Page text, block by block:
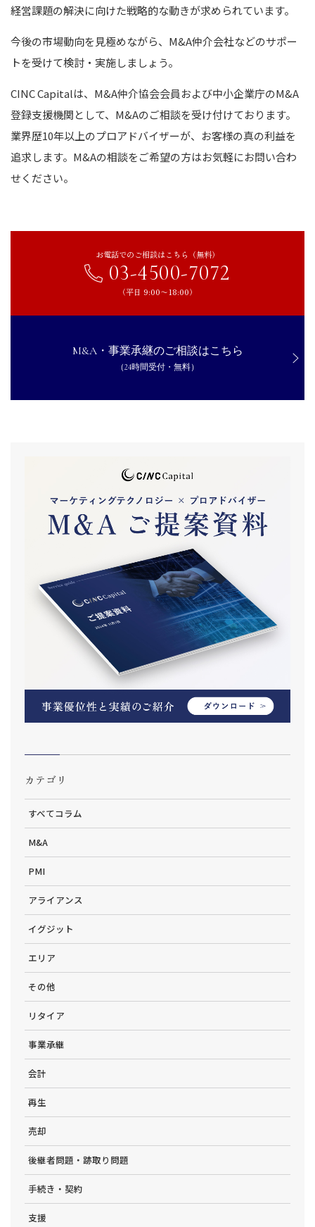
経営課題の解決に向けた戦略的な動きが求められています。
今後の市場動向を見極めながら、M&A仲介会社などのサポー
トを受けて検討・実施しましょう。
CINC Capitalは、M&A仲介協会会員および中小企業庁のM&A
登録支援機関として、M&Aのご相談を受け付けております。
業界歴10年以上のプロアドバイザーが、お客様の真の利益を
追求します。M&Aの相談をご希望の方はお気軽にお問い合わ
せください。
お電話でのご相談はこちら（無料）
03-4500-7072
（平日 9:00〜18:00）
M&A・事業承継のご相談はこちら
（24時間受付・無料）
カテゴリ
すべてコラム
M&A
PMI
アライアンス
イグジット
エリア
その他
リタイア
事業承継
会計
再生
売却
後継者問題・跡取り問題
手続き・契約
支援